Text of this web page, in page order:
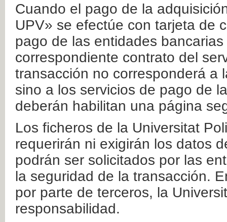
Cuando el pago de la
UPV» se efectúe con tarjeta de
pago de las entidades
correspondiente contrato del
transacción no corresponderá a
sino a los servicios de pago de
deberán habilitan una página
Los ficheros de la Universitat
requerirán ni exigirán los datos
podrán ser solicitados por las
la seguridad de la transacción.
por parte de terceros, la
responsabilidad.